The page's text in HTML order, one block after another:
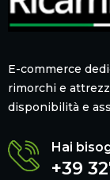
E-commerce
rimorchi e
disponibilità e
Hai
+39